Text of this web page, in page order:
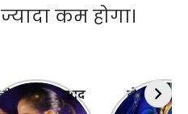
कम होगा।
पर सबको याद
होली पर